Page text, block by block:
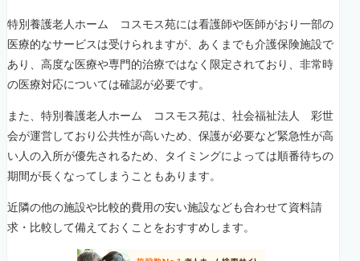
特別養護老人ホーム コスモス苑には看護師や医師がおり一部の
医療的なサービスは受けられますが、あくまでも介護保険施設で
あり、高度な医療や専門的治療ではなく限定されており、非常時
の医療対応については確認が必要です。
また、特別養護老人ホーム コスモス苑は、社会福祉法人 彩世
会が運営しており公共性が高いため、保護が必要など緊急性が高
い人の入所が優先されるため、タイミングによっては順番待ちの
期間が長くなってしまうこともあります。
近隣の他の施設や比較的費用の安い施設なども合わせて資料請
求・比較して備えておくことをおすすめします。